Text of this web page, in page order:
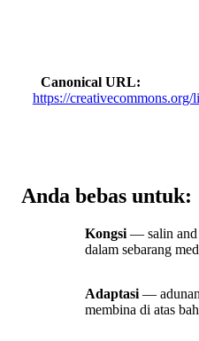
Canonical URL
https://creativecommons.org/
Anda bebas untuk:
Kongsi — salin and
dalam sebarang
Adaptasi — adunan
membina di atas